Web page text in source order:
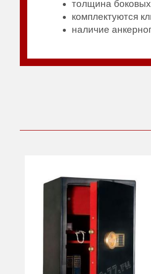
толщина
комплектуются
наличие